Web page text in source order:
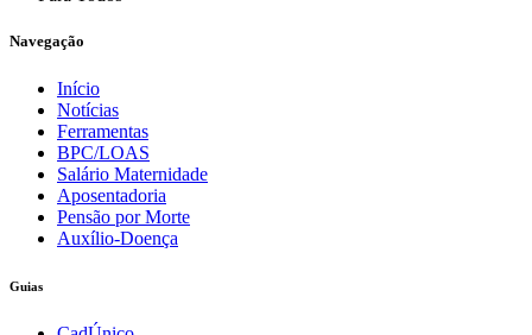
Navegação
Início
Notícias
Ferramentas
BPC/LOAS
Salário Maternidade
Aposentadoria
Pensão por Morte
Auxílio-Doença
Guias